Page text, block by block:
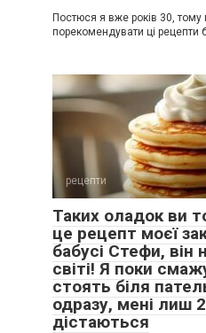
Постюся я вже років 30,
порекомендувати ці рецепти
рецепти
Таких оладок ви
це рецепт моєї
бабусі Стефи, він
світі! Я поки
стоять біля
одразу, мені лиш
дістаються